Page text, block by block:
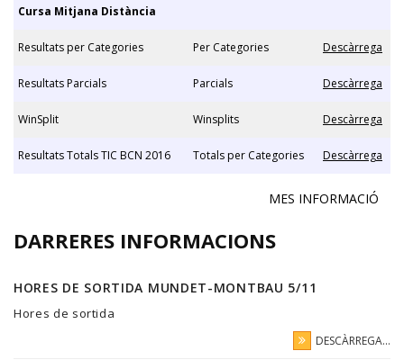
Cursa Mitjana Distància
Resultats per Categories Per Categories Descàrrega
Resultats Parcials Parcials Descàrrega
WinSplit Winsplits Descàrrega
Resultats Totals TIC BCN 2016 Totals per Categories Descàrrega
MES INFORMACIÓ
DARRERES INFORMACIONS
HORES DE SORTIDA MUNDET-MONTBAU 5/11
Hores de sortida
DESCÀRREGA...